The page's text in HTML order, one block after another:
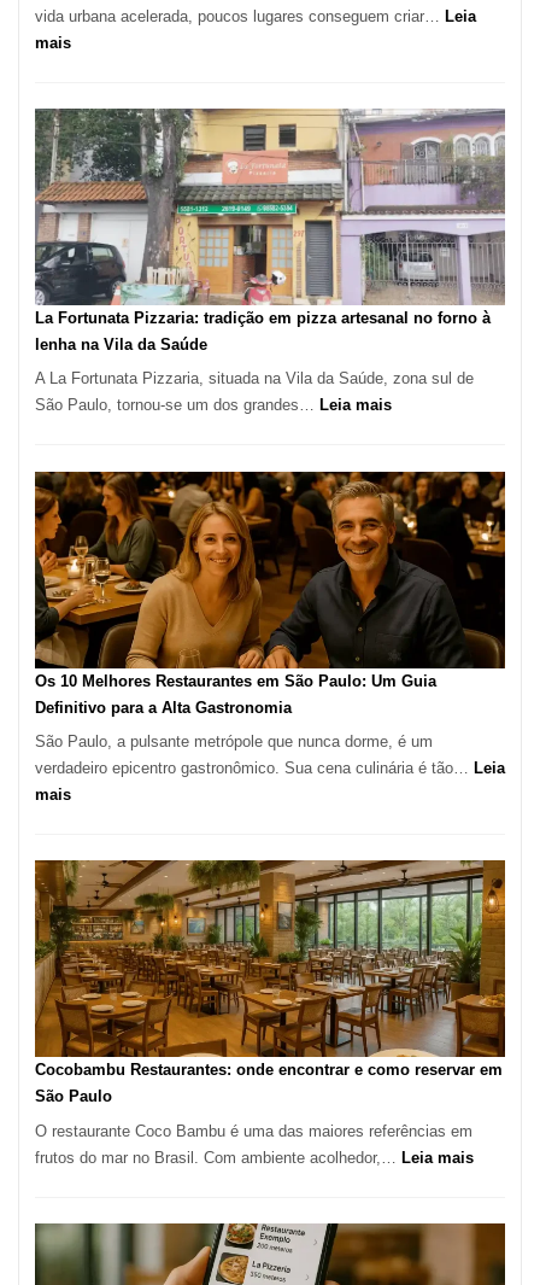
vida urbana acelerada, poucos lugares conseguem criar… Leia
mais:
Manga
Se
Tornou
Um
dos
Restaurantes
Mais
Icônicos
La Fortunata Pizzaria: tradição em pizza artesanal no forno à
lenha na Vila da Saúde
A La Fortunata Pizzaria, situada na Vila da Saúde, zona sul de
São Paulo, tornou-se um dos grandes… Leia mais:
Pizzaria:
tradição
em
pizza
artesanal
forno
à
Vila
da
Os 10 Melhores Restaurantes em São Paulo: Um Guia
Definitivo para a Alta Gastronomia
São Paulo, a pulsante metrópole que nunca dorme, é um
verdadeiro epicentro gastronômico. Sua cena culinária é tão… Leia
mais:
Melhores
Restaurantes
em
São
Paulo:
Um
Guia
Definitivo
para
Alta
Gastronomia
Cocobambu Restaurantes: onde encontrar e como reservar em
São Paulo
O restaurante Coco Bambu é uma das maiores referências em
frutos do mar no Brasil. Com ambiente acolhedor,…
Leia mais: